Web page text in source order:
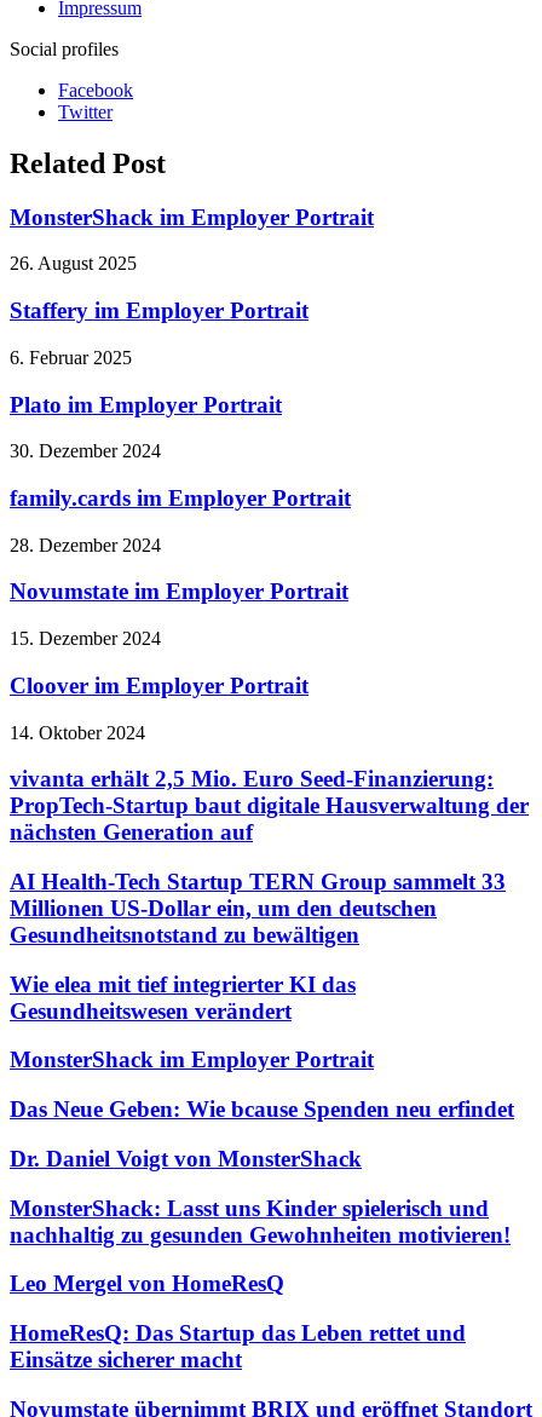
Impressum
Social profiles
Facebook
Twitter
Related Post
MonsterShack im Employer Portrait
26. August 2025
Staffery im Employer Portrait
6. Februar 2025
Plato im Employer Portrait
30. Dezember 2024
family.cards im Employer Portrait
28. Dezember 2024
Novumstate im Employer Portrait
15. Dezember 2024
Cloover im Employer Portrait
14. Oktober 2024
vivanta erhält 2,5 Mio. Euro Seed-Finanzierung:
PropTech-Startup baut digitale Hausverwaltung der
nächsten Generation auf
AI Health-Tech Startup TERN Group sammelt 33
Millionen US-Dollar ein, um den deutschen
Gesundheitsnotstand zu bewältigen
Wie elea mit tief integrierter KI das
Gesundheitswesen verändert
MonsterShack im Employer Portrait
Das Neue Geben: Wie bcause Spenden neu erfindet
Dr. Daniel Voigt von MonsterShack
MonsterShack: Lasst uns Kinder spielerisch und
nachhaltig zu gesunden Gewohnheiten motivieren!
Leo Mergel von HomeResQ
HomeResQ: Das Startup das Leben rettet und
Einsätze sicherer macht
Novumstate übernimmt BRIX und eröffnet Standort